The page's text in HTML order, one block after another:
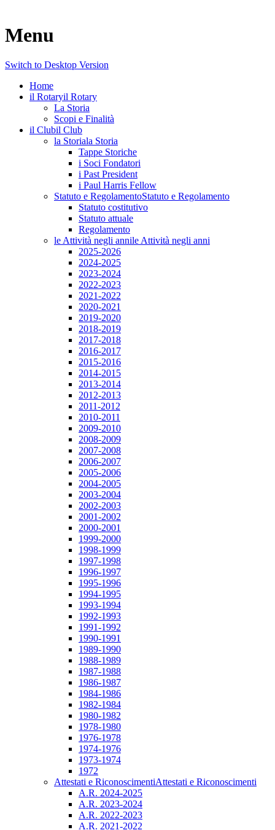
Menu
Switch to Desktop Version
Home
il Rotaryil Rotary
La Storia
Scopi e Finalità
il Clubil Club
la Storiala Storia
Tappe Storiche
i Soci Fondatori
i Past President
i Paul Harris Fellow
Statuto e RegolamentoStatuto e Regolamento
Statuto costitutivo
Statuto attuale
Regolamento
le Attività negli annile Attività negli anni
2025-2026
2024-2025
2023-2024
2022-2023
2021-2022
2020-2021
2019-2020
2018-2019
2017-2018
2016-2017
2015-2016
2014-2015
2013-2014
2012-2013
2011-2012
2010-2011
2009-2010
2008-2009
2007-2008
2006-2007
2005-2006
2004-2005
2003-2004
2002-2003
2001-2002
2000-2001
1999-2000
1998-1999
1997-1998
1996-1997
1995-1996
1994-1995
1993-1994
1992-1993
1991-1992
1990-1991
1989-1990
1988-1989
1987-1988
1986-1987
1984-1986
1982-1984
1980-1982
1978-1980
1976-1978
1974-1976
1973-1974
1972
Attestati e RiconoscimentiAttestati e Riconoscimenti
A.R. 2024-2025
A.R. 2023-2024
A.R. 2022-2023
A.R. 2021-2022